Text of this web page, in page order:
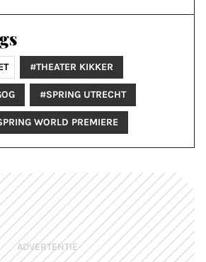
#THEATER KIKKER
#SPRING UTRECHT
WORLD PREMIERE
ADVERTENTIE